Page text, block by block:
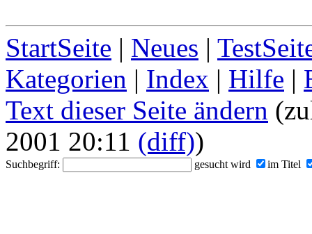
StartSeite | Neues |
Kategorien | Index | Hilfe |
Text dieser Seite ändern
2001 20:11 (diff))
Suchbegriff: gesucht wird im Titel